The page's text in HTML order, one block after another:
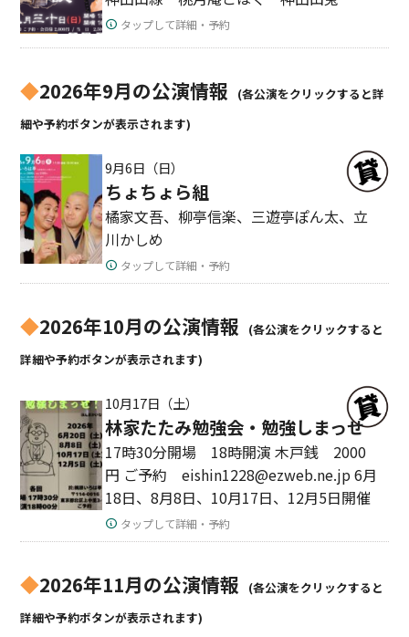
タップして詳細・予約
◆2026年9月の公演情報
(各公演をクリックすると詳
細や予約ボタンが表示されます)
9月6日（日）
ちょちょら組
橘家文吾、柳亭信楽、三遊亭ぽん太、立
川かしめ
タップして詳細・予約
◆2026年10月の公演情報
(各公演をクリックすると
詳細や予約ボタンが表示されます)
10月17日（土）
林家たたみ勉強会・勉強しまっせ
17時30分開場 18時開演 木戸銭 2000
円 ご予約 eishin1228@ezweb.ne.jp 6月
18日、8月8日、10月17日、12月5日開催
タップして詳細・予約
◆2026年11月の公演情報
(各公演をクリックすると
詳細や予約ボタンが表示されます)